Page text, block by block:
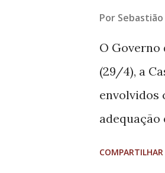
Estadual
Por Sebastião
O
(29/4), a
envolvidos
adequação
COMPARTILHAR